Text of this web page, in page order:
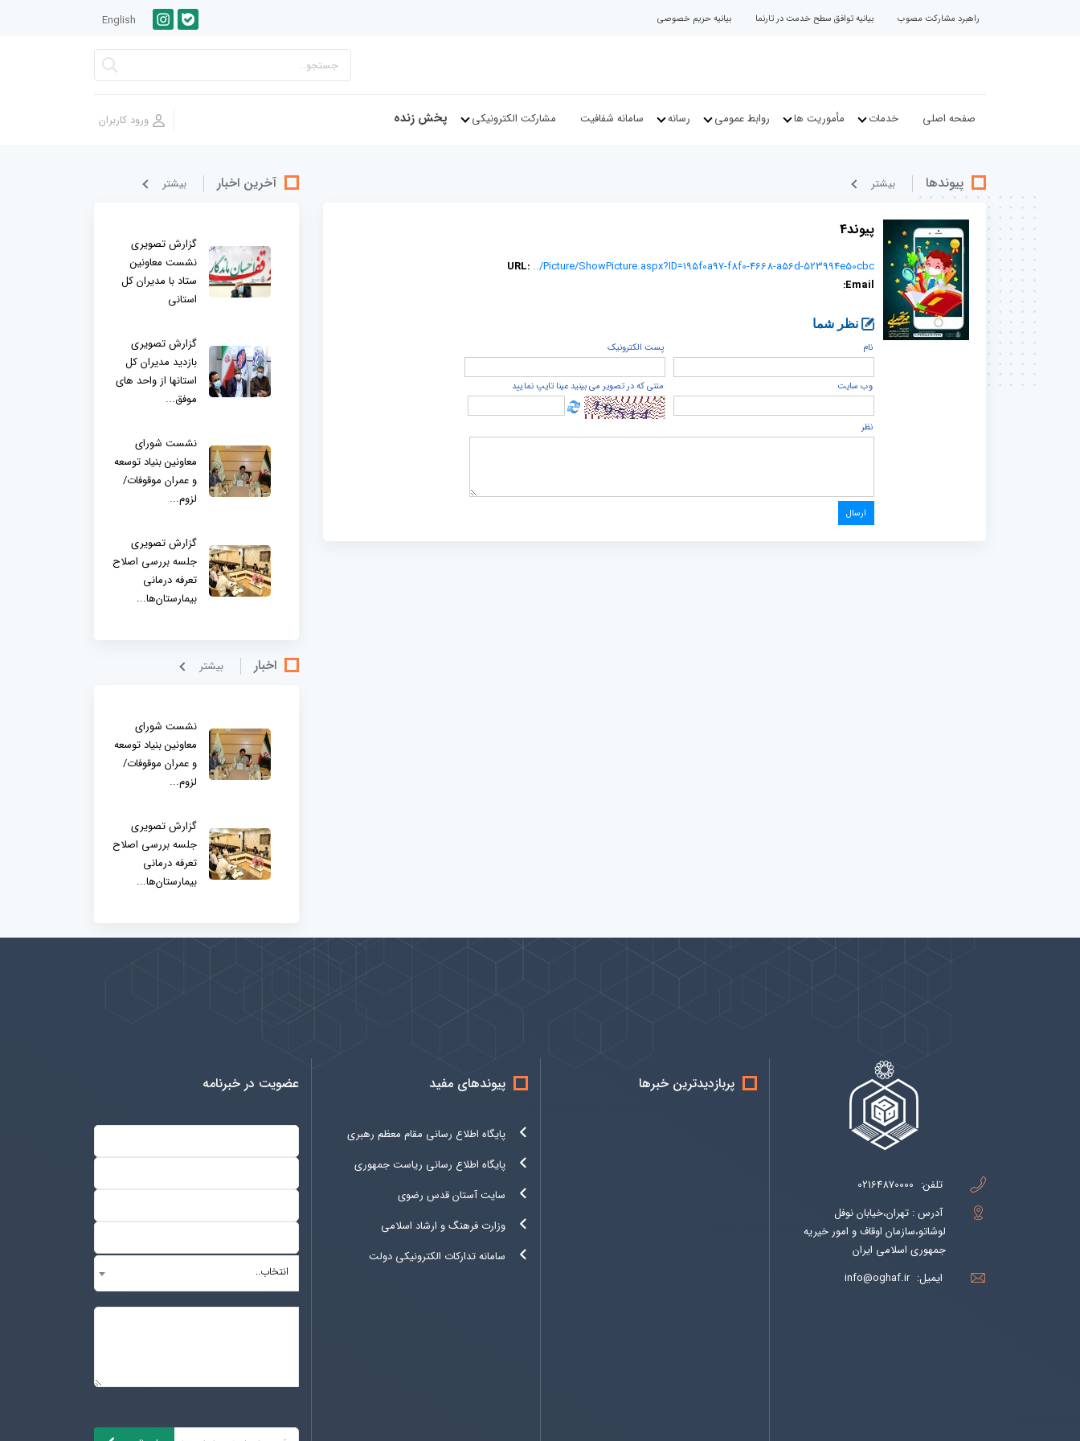
راهبرد مشارکت مصوب بیانیه توافق سطح خدمت در تارنما بیانیه حریم خصوصی English
صفحه اصلی خدمات مأموریت ها روابط عمومی رسانه سامانه شفافیت مشارکت الکترونیکی پخش زنده
پیوندها بيشتر
پیوند4
URL: ../Picture/ShowPicture.aspx?ID=195f0a97-f8f0-4668-a56d-523994e50cbc
Email:
نظر شما
نام
پست الكترونيک
وب سایت متنی که در تصویر می بینید عینا تایپ نمایید
نظر
آخرین اخبار بيشتر
گزارش تصویری
نشست معاونین
ستاد با مدیران کل
استانی
گزارش تصویری
بازدید مدیران کل
استانها از واحد های
موفق...
نشست شورای
معاونین بنیاد توسعه
و عمران موقوفات/
لزوم...
گزارش تصویری
جلسه بررسی اصلاح
تعرفه درمانی
بیمارستان‌ها...
اخبار بيشتر
نشست شورای
معاونین بنیاد توسعه
و عمران موقوفات/
لزوم...
گزارش تصویری
جلسه بررسی اصلاح
تعرفه درمانی
بیمارستان‌ها...
تلفن: 02164870000
آدرس : تهران،خیابان نوفل
لوشاتو،سازمان اوقاف و امور خیریه
جمهوری اسلامی ایران
ایمیل: info@oghaf.ir
پربازدیدترین خبرها پیوندهای مفید
پایگاه اطلاع رسانی مقام معظم رهبری
پایگاه اطلاع رسانی ریاست جمهوری
سایت آستان قدس رضوی
وزارت فرهنگ و ارشاد اسلامی
سامانه تدارکات الکترونیکی دولت
عضویت در خبرنامه
انتخاب..